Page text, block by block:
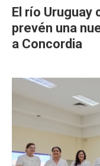
El río
prevén una
a Concordia